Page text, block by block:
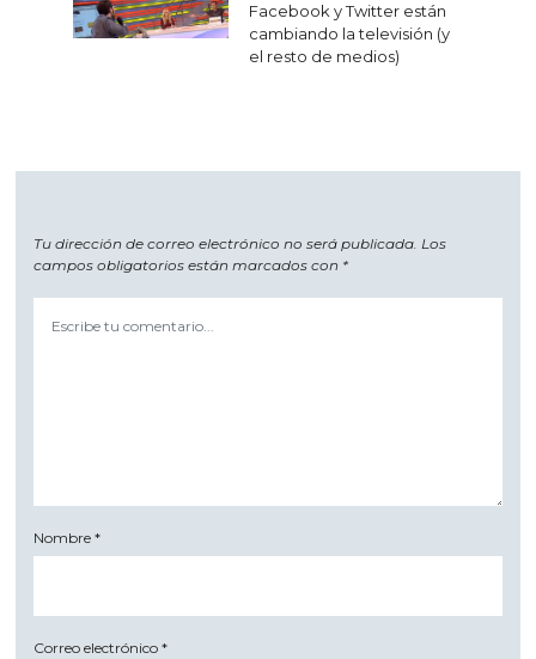
Facebook y Twitter están
cambiando la televisión (y
el resto de medios)
Tu dirección de correo electrónico no será publicada. Los
campos obligatorios están marcados con *
Nombre*
Correo electrónico*